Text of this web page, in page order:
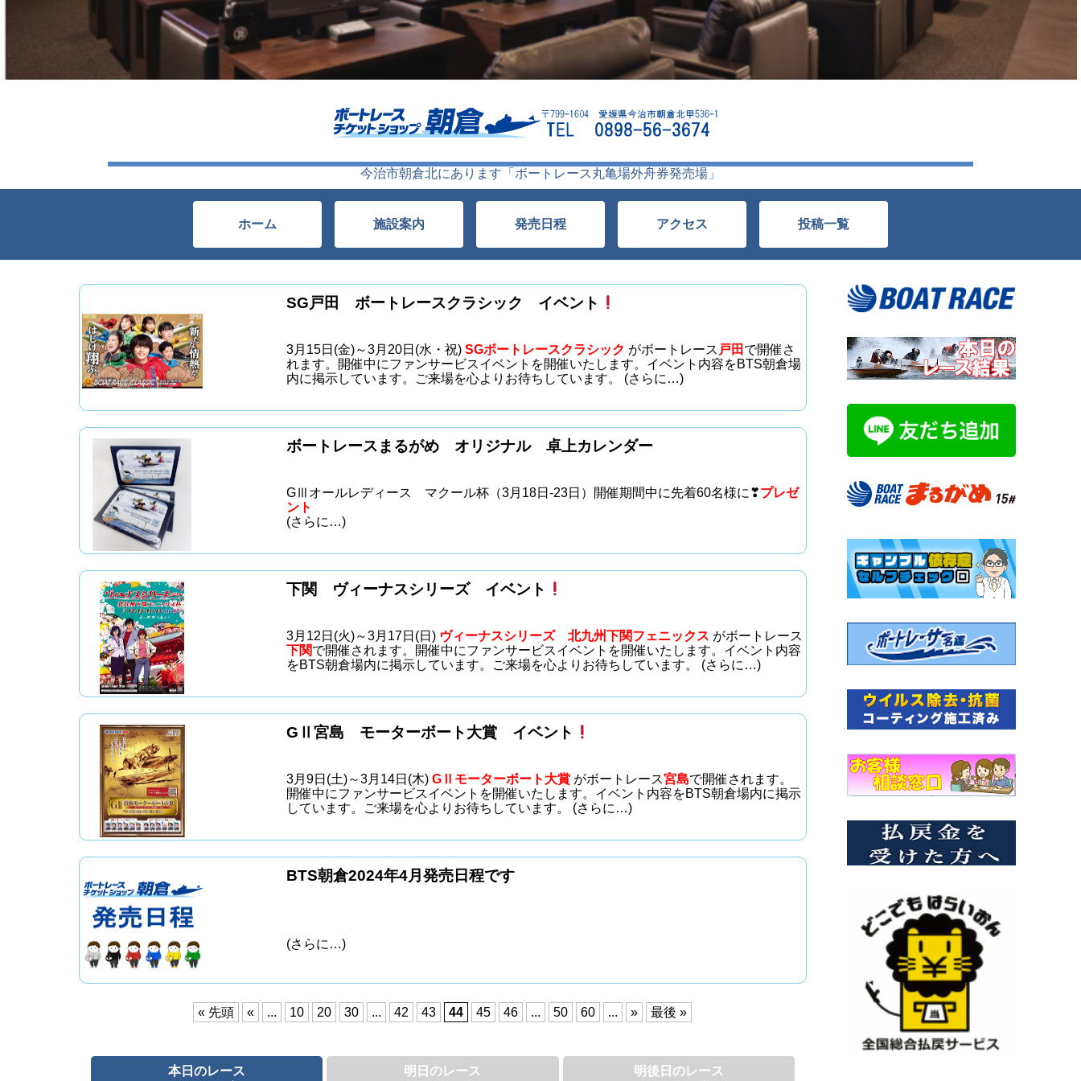
今治市朝倉北にあります「ボートレース丸亀場外舟券発売場」
ホーム 施設案内 発売日程 アクセス 投稿一覧
SG戸田 ボートレースクラシック イベント
3月15日(金)～3月20日(水・祝)SGボートレースクラシック がボートレース 戸田 で開催さ
れます。開催中にファンサービスイベントを開催いたします。イベント内容をBTS朝倉場
内に掲示しています。ご来場を心よりお待ちしています。 (さらに…)
ボートレースまるがめ オリジナル 卓上カレンダー
GⅢオールレディース マクール杯（3月18日-23日）開催期間中に先着60名様に❣プレゼ
ント
(さらに…)
下関 ヴィーナスシリーズ イベント
3月12日(火)～3月17日(日) ヴィーナスシリーズ 北九州下関フェニックス がボートレース
下関で開催されます。開催中にファンサービスイベントを開催いたします。イベント内容
をBTS朝倉場内に掲示しています。ご来場を心よりお待ちしています。 (さらに…)
GⅡ宮島 モーターボート大賞 イベント
3月9日(土)～3月14日(木)GⅡモーターボート大賞 がボートレース宮島で開催されます。
開催中にファンサービスイベントを開催いたします。イベント内容をBTS朝倉場内に掲示
しています。ご来場を心よりお待ちしています。 (さらに…)
BTS朝倉2024年4月発売日程です
(さらに…)
« 先頭 « ... 10 20 30 ... 42 43 44 45 46 ... 50 60 ... » 最後 »
本日のレース 明日のレース 明後日のレース